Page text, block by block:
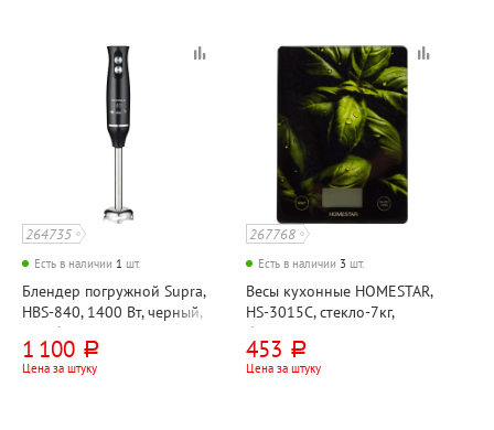
264735
Есть в наличии 1 шт.
Блендер погружной Supra,
HBS-840, 1400 Вт, черный,
серебристый
1 100 руб.
Цена за штуку
267768
Есть в наличии 3 шт.
Весы кухонные HOMESTAR,
HS-3015C, стекло-7кг,
батарейки в комплекте
453 руб.
Цена за штуку